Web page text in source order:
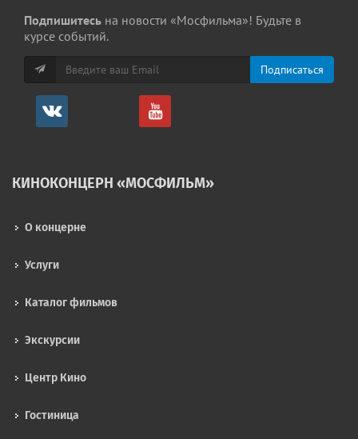
Подпишитесь на новости «Мосфильма»! Будьте в
курсе событий.
КИНОКОНЦЕРН «МОСФИЛЬМ»
О концерне
Услуги
Каталог фильмов
Экскурсии
Центр Кино
Гостиница